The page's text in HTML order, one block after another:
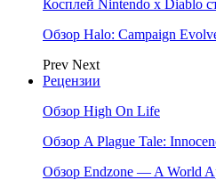
Косплей Nintendo x Diablo
Обзор Halo: Campaign
Prev Next
Рецензии
Обзор High On Life
Обзор A Plague Tale:
Обзор Endzone — A World